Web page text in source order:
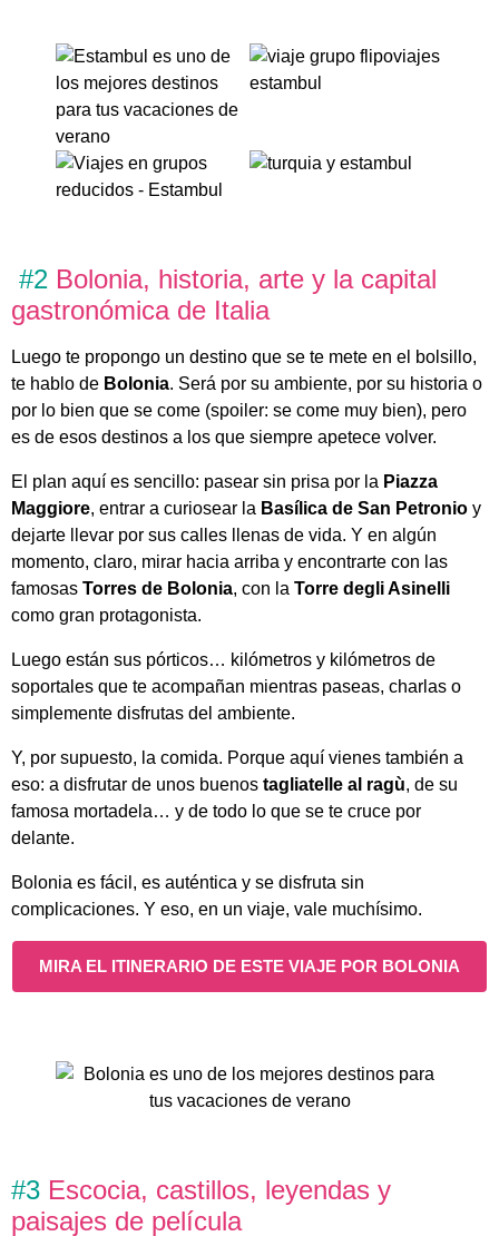
#2 Bolonia, historia, arte y la capital
gastronómica de Italia
Luego te propongo un destino que se te mete en el bolsillo,
te hablo de Bolonia. Será por su ambiente, por su historia o
por lo bien que se come (spoiler: se come muy bien), pero
es de esos destinos a los que siempre apetece volver.
El plan aquí es sencillo: pasear sin prisa por la Piazza
Maggiore, entrar a curiosear la Basílica de San Petronio y
dejarte llevar por sus calles llenas de vida. Y en algún
momento, claro, mirar hacia arriba y encontrarte con las
famosas Torres de Bolonia, con la Torre degli Asinelli
como gran protagonista.
Luego están sus pórticos… kilómetros y kilómetros de
soportales que te acompañan mientras paseas, charlas o
simplemente disfrutas del ambiente.
Y, por supuesto, la comida. Porque aquí vienes también a
eso: a disfrutar de unos buenos tagliatelle al ragù, de su
famosa mortadela… y de todo lo que se te cruce por
delante.
Bolonia es fácil, es auténtica y se disfruta sin
complicaciones. Y eso, en un viaje, vale muchísimo.
MIRA EL ITINERARIO DE ESTE VIAJE POR BOLONIA
#3 Escocia, castillos, leyendas y
paisajes de película